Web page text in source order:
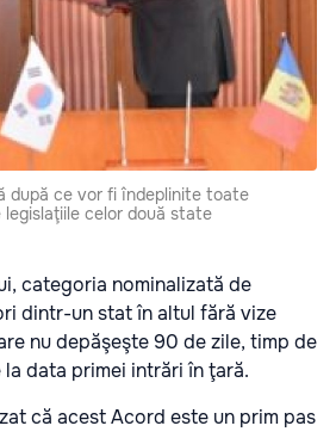
după ce vor fi îndeplinite toate
celor două state
categoria nominalizată de
dintr-un stat în altul fără vize
nu depăşeşte 90 de zile, timp de
data primei intrări în ţară.
că acest Acord este un prim pas